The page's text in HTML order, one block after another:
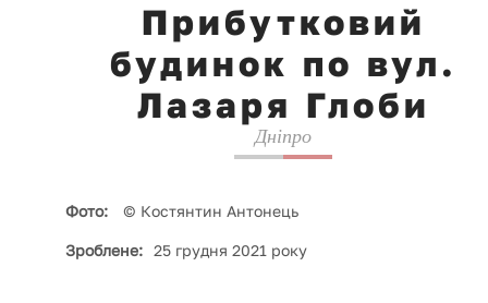
Прибутковий
будинок по вул.
Лазаря Глоби
Дніпро
Фото: © Костянтин Антонець
Зроблене: 25 грудня 2021 року